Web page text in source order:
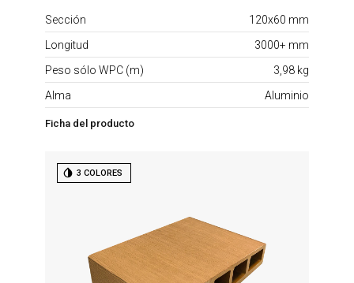
Sección
120x60 mm
Longitud
3000+ mm
Peso sólo WPC (m)
3,98 kg
Alma
Aluminio
Ficha del producto
3 COLORES